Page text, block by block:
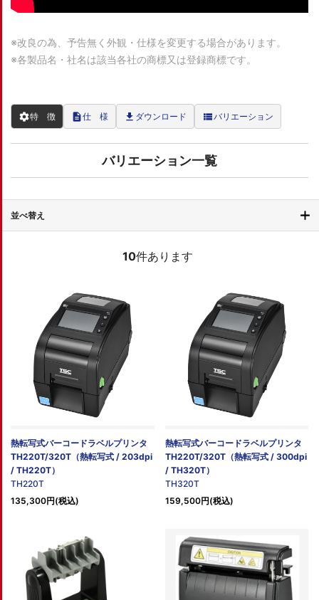
※改良の為、予告無く外観・仕様を変更する場合があります。
※各製品名・社名は該当各社の商標又は登録商標です。
settings特 徴 description仕 様 file_download ダウンロード view_listバリエーション
バリエーション一覧
並べ替え
10件あります
熱転写式バーコードラベルプリンタ
TH220T/320T（熱転写式 / 203dpi
/ TH220T）
TH220T
135,300円(税込)
熱転写式バーコードラベルプリンタ
TH220T/320T（熱転写式 / 300dpi
/ TH320T）
TH320T
159,500円(税込)